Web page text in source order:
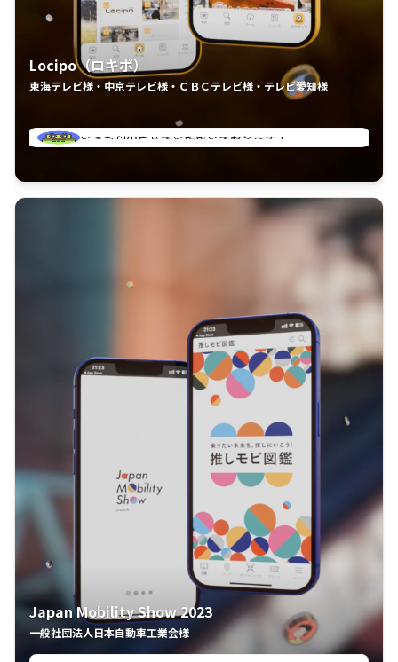
Locipo（ロキポ）
東海テレビ様・中京テレビ様・ＣＢＣテレビ様・テレビ愛知様
中京テレビのおもしろ番組が視聴可能地域外からも見
れるの嬉しいポイント
いつも利用させていただいております！
Japan Mobility Show 2023
一般社団法人日本自動車工業会様